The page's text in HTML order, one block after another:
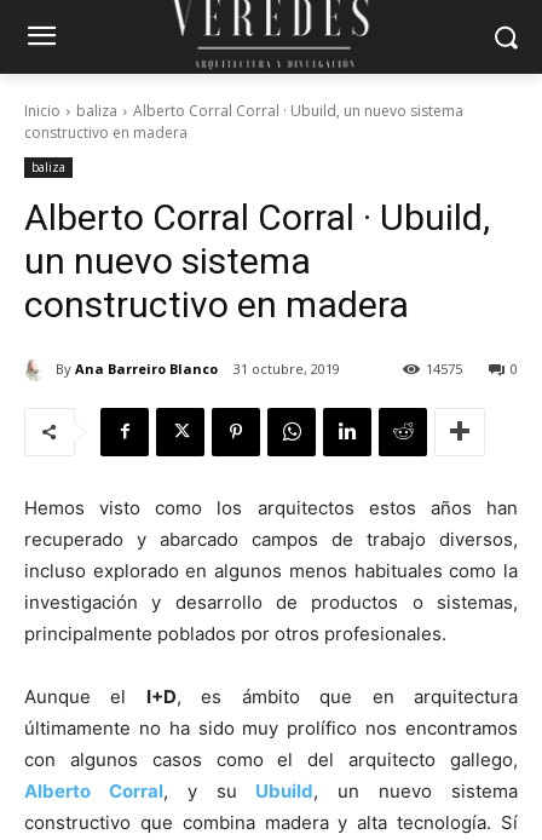
Inicio baliza
Alberto Corral Corral · Ubuild, un nuevo sistema
constructivo en madera
baliza
Alberto Corral Corral · Ubuild,
un nuevo sistema
constructivo en madera
By Ana Barreiro Blanco 31 octubre, 2019 0
14575
Hemos visto como los arquitectos estos años han
recuperado y abarcado campos de trabajo diversos,
incluso explorado en algunos menos habituales como la
investigación y desarrollo de productos o sistemas,
principalmente poblados por otros profesionales.
Aunque el I+D, es ámbito que en arquitectura
últimamente no ha sido muy prolífico nos encontramos
con algunos casos como el del arquitecto gallego,
Alberto Corral, y su Ubuild, un nuevo sistema
constructivo que combina madera y alta tecnología. Sí